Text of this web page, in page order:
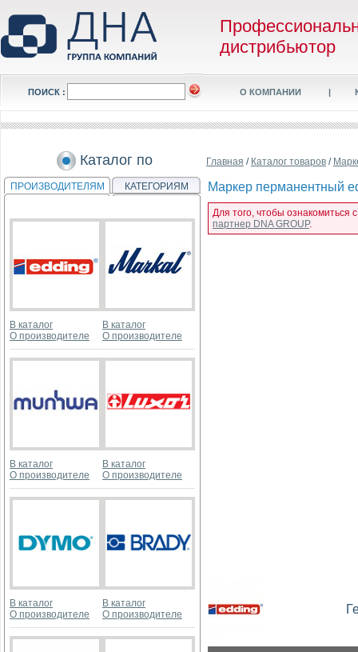
дистрибьютор
ПОИСК : О КОМПАНИИ |
Каталог по
ПРОИЗВОДИТЕЛЯМ КАТЕГОРИЯМ
В каталог
О производителе
В каталог
О производителе
В каталог
О производителе
В каталог
О производителе
В каталог
О производителе
В каталог
О производителе
Главная / Каталог товаров /
Маркер перманентный
Для того, чтобы
партнер DNA GROUP.